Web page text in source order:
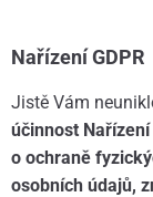
Nařízení GDPR
Jistě Vám
účinnost
o ochraně
osobních údajů,